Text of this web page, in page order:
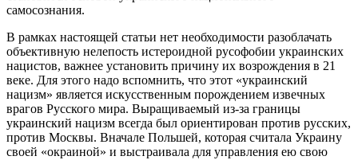
самосознания.
В рамках настоящей статьи нет необходимости разоблачать
объективную нелепость истероидной русофобии украинских
нацистов, важнее установить причину их возрождения в 21
веке. Для этого надо вспомнить, что этот «украинский
нацизм» является искусственным порождением извечных
врагов Русского мира. Выращиваемый из-за границы
украинский нацизм всегда был ориентирован против русских,
против Москвы. Вначале Польшей, которая считала Украину
своей «окраиной» и выстраивала для управления ею свою